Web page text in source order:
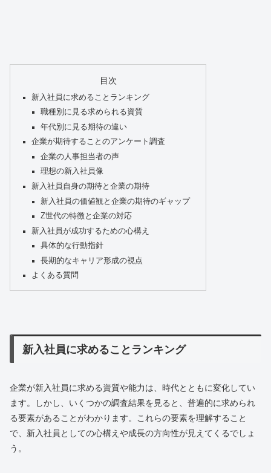
目次
新入社員に求めることランキング
職種別に見る求められる資質
年代別に見る期待の違い
企業が期待することのアンケート調査
企業の人事担当者の声
理想の新入社員像
新入社員自身の期待と企業の期待
新入社員の価値観と企業の期待のギャップ
Z世代の特徴と企業の対応
新入社員が成功するための心構え
具体的な行動指針
長期的なキャリア形成の視点
よくある質問
新入社員に求めることランキング
企業が新入社員に求める資質や能力は、時代とともに変化してい
ます。しかし、いくつかの調査結果を見ると、普遍的に求められ
る要素があることがわかります。これらの要素を理解すること
で、新入社員としての心構えや成長の方向性が見えてくるでしょ
う。